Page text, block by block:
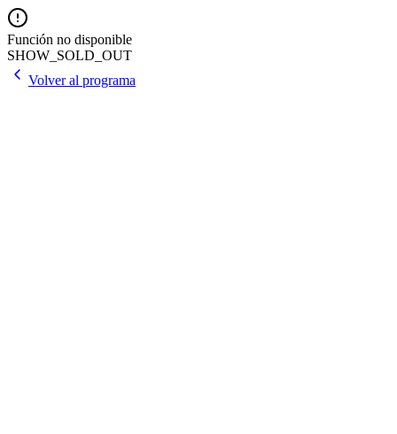
Función no disponible
SHOW_SOLD_OUT
Volver al programa